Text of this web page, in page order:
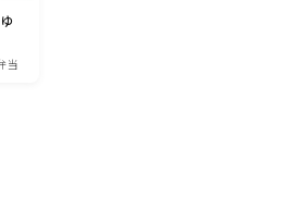
当